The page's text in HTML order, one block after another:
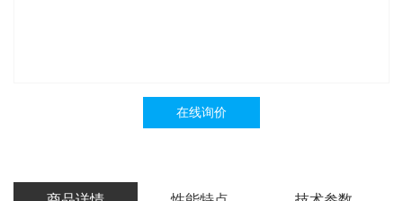
在线询价